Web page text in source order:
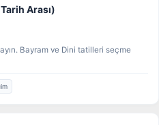
Arası)
Bayram ve Dini tatilleri seçme